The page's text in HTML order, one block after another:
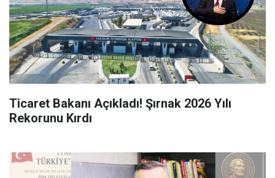
Ticaret Bakanı Açıkladı! Şırnak 2026 Yılı
Rekorunu Kırdı